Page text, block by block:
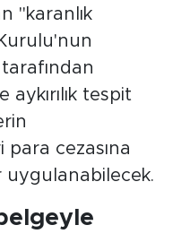
"karanlık
tespit
cezasına
uygulanabilecek.